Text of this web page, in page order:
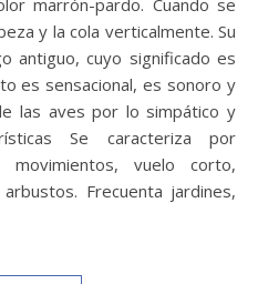
y la cola verticalmente. Su
antiguo, cuyo significado es
es sensacional, es sonoro y
las aves por lo simpático y
Se caracteriza por
vuelo corto,
Frecuenta jardines,